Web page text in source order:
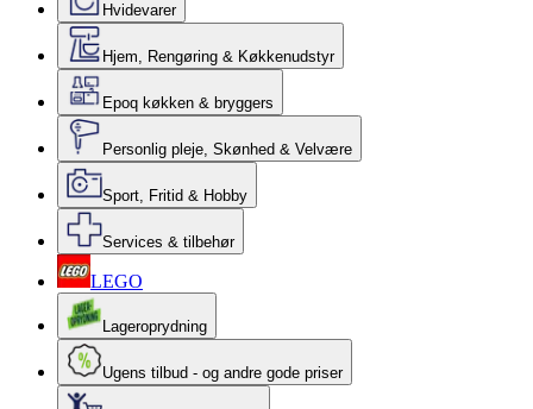
Hvidevarer
Hjem, Rengøring & Køkkenudstyr
Epoq køkken & bryggers
Personlig pleje, Skønhed & Velvære
Sport, Fritid & Hobby
Services & tilbehør
LEGO
Lageroprydning
Ugens tilbud - og andre gode priser